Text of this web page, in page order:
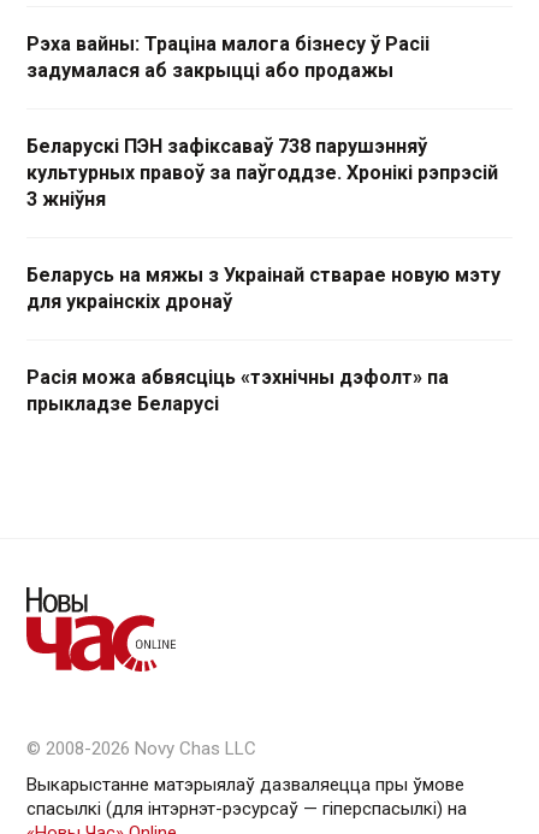
Рэха вайны: Траціна малога бізнесу ў Расіі
задумалася аб закрыцці або продажы
Беларускі ПЭН зафіксаваў 738 парушэнняў
культурных правоў за паўгоддзе. Хронікі рэпрэсій
3 жніўня
Беларусь на мяжы з Украінай стварае новую мэту
для украінскіх дронаў
Расія можа абвясціць «тэхнічны дэфолт» па
прыкладзе Беларусі
© 2008-2026 Novy Chas LLC
Выкарыстанне матэрыялаў дазваляецца пры ўмове
спасылкі (для інтэрнэт-рэсурсаў — гiперспасылкi) на